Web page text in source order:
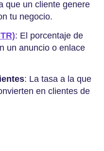
que un cliente genere
tu negocio.
: El porcentaje de
un anuncio o enlace
: La tasa a la que
en clientes de